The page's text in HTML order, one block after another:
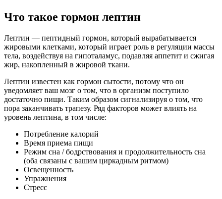
Что такое гормон лептин
Лептин — пептидный гормон, который вырабатывается
жировыми клетками, который играет роль в регуляции массы
тела, воздействуя на гипоталамус, подавляя аппетит и сжигая
жир, накопленный в жировой ткани.
Лептин известен как гормон сытости, потому что он
уведомляет ваш мозг о том, что в организм поступило
достаточно пищи. Таким образом сигнализируя о том, что
пора заканчивать трапезу. Ряд факторов может влиять на
уровень лептина, в том числе:
Потребление калорий
Время приема пищи
Режим сна / бодрствования и продолжительность сна
(оба связаны с вашим циркадным ритмом)
Освещенность
Упражнения
Стресс